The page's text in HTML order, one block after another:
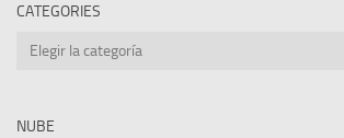
CATEGORIES
Categories
NUBE